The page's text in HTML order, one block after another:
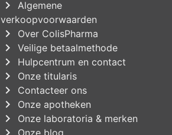
chevron_right
Algemene
verkoopvoorwaarden
chevron_right Over ColisPharma
chevron_right Veilige betaalmethode
chevron_right Hulpcentrum en contact
chevron_right Onze titularis
chevron_right Contacteer ons
chevron_right Onze apotheken
chevron_right Onze laboratoria & merken
Onze blog